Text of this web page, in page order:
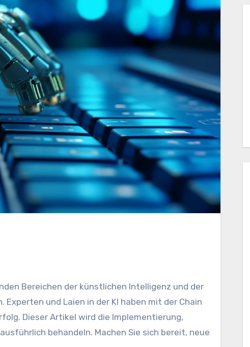
und Laien in der KI haben mit der Chain
Dieser Artikel wird die Implementierung,
behandeln. Machen Sie sich bereit, neue